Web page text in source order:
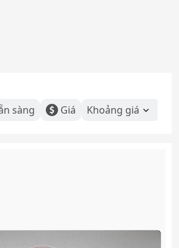
sàng Giá Khoảng giá